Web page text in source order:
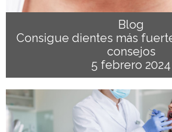
Blog
Consigue dientes más
consejos
5 febrero 2024